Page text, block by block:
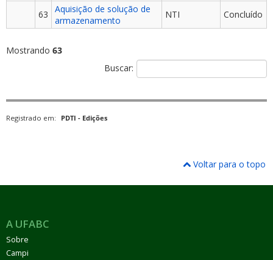
63
Aquisição de solução de
armazenamento
NTI Concluído
Mostrando 63
Buscar:
Registrado em: PDTI - Edições
Voltar para o topo
A UFABC
Sobre
Campi